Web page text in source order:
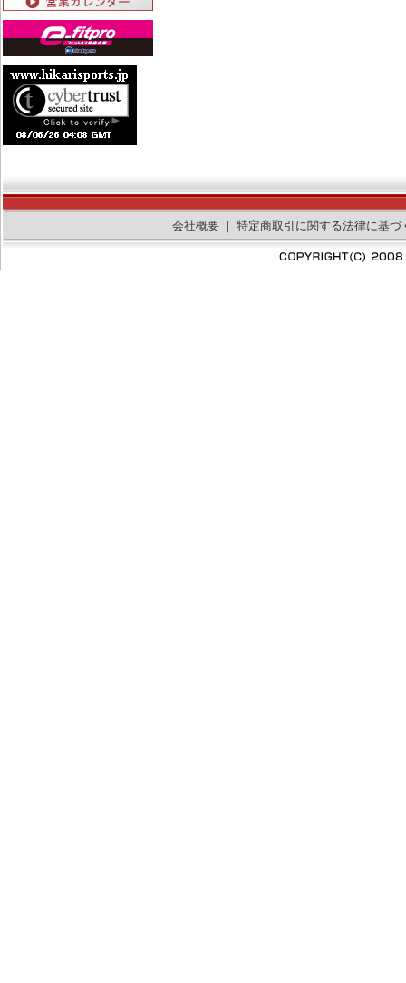
会社概要｜ 特定商取引に関する法律に基づ